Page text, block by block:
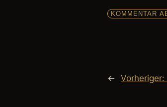
← Vorheriger: